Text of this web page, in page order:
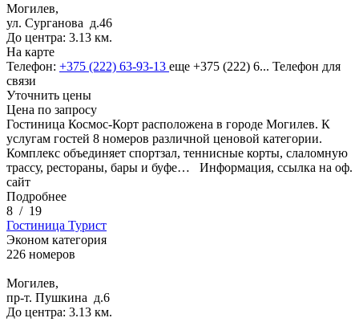
Могилев,
ул. Сурганова д.46
До центра: 3.13 км.
На карте
Телефон: +375 (222) 63-93-13 еще +375 (222) 6... Телефон для
связи
Уточнить цены
Цена по запросу
Гостиница Космос-Корт расположена в городе Могилев. К
услугам гостей 8 номеров различной ценовой категории.
Комплекс объединяет спортзал, теннисные корты, слаломную
трассу, рестораны, бары и буфе… Информация, ссылка на оф.
сайт
Подробнее
8 / 19
Гостиница Турист
Эконом категория
226 номеров
Могилев,
пр-т. Пушкина д.6
До центра: 3.13 км.